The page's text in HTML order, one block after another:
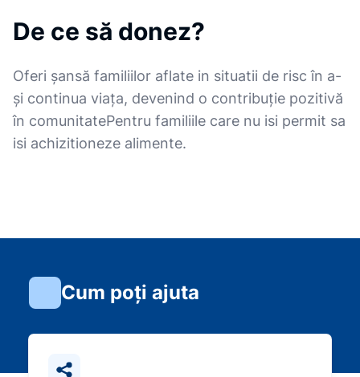
De ce să donez?
Oferi șansă familiilor aflate in situatii de risc în a-
și continua viața, devenind o contribuție pozitivă
în comunitatePentru familiile care nu isi permit sa
isi achizitioneze alimente.
Cum poți ajuta